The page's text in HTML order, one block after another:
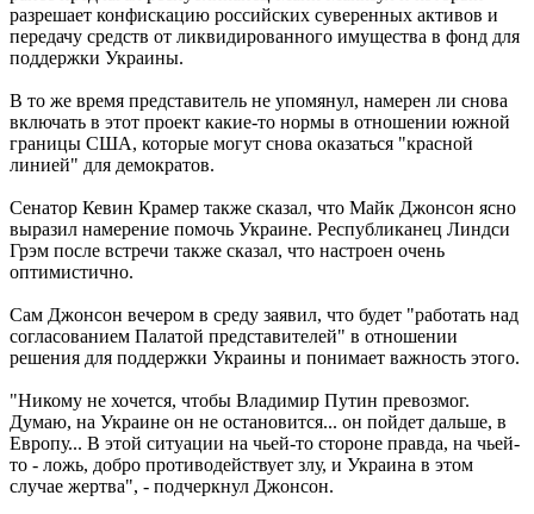
разрешает конфискацию российских суверенных активов и
передачу средств от ликвидированного имущества в фонд для
поддержки Украины.
В то же время представитель не упомянул, намерен ли снова
включать в этот проект какие-то нормы в отношении южной
границы США, которые могут снова оказаться "красной
линией" для демократов.
Сенатор Кевин Крамер также сказал, что Майк Джонсон ясно
выразил намерение помочь Украине. Республиканец Линдси
Грэм после встречи также сказал, что настроен очень
оптимистично.
Сам Джонсон вечером в среду заявил, что будет "работать над
согласованием Палатой представителей" в отношении
решения для поддержки Украины и понимает важность этого.
"Никому не хочется, чтобы Владимир Путин превозмог.
Думаю, на Украине он не остановится... он пойдет дальше, в
Европу... В этой ситуации на чьей-то стороне правда, на чьей-
то - ложь, добро противодействует злу, и Украина в этом
случае жертва", - подчеркнул Джонсон.